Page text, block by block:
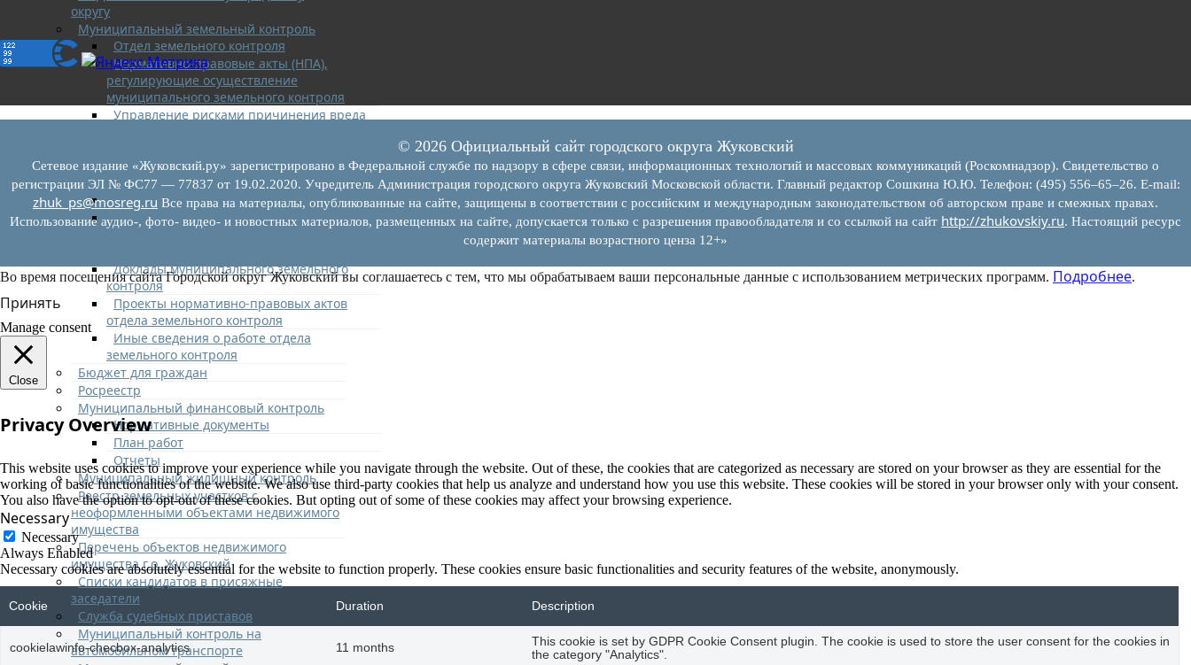
округу
Муниципальный земельный контроль
Отдел земельного контроля
Нормативно-правовые акты (НПА),
регулирующие осуществление
муниципального земельного контроля
Управление рисками причинения вреда
контроля (надзора), муниципального
контроля
Программа профилактики
Перечень сведений и документов, которые
могут запрашиваться у контролируемого
Доклады муниципального земельного
контроля
Проекты нормативно-правовых актов
отдела земельного контроля
Иные сведения о работе отдела
земельного контроля
Бюджет для граждан
Росреестр
Муниципальный финансовый контроль
Нормативные документы
План работ
Отчеты
Муниципальный жилищный контроль
Реестр земельных участков с
неоформленными объектами недвижимого
имущества
Перечень объектов недвижимого
имущества г.о. Жуковский
Списки кандидатов в присяжные
заседатели
Служба судебных приставов
Муниципальный контроль на
автомобильном транспорте
© 2026 Официальный сайт городского округа Жуковский
Сетевое издание «Жуковский.ру» зарегистрировано в Федеральной службе по надзору в сфере связи, информационных технологий и массовых коммуникаций (Роскомнадзор). Свидетельство о
регистрации ЭЛ № ФС77 — 77837 от 19.02.2020. Учредитель Администрация городского округа Жуковский Московской области. Главный редактор Сошкина Ю.Ю. Телефон: (495) 556–65–26. E‑mail:
zhuk_ps@mosreg.ru Все права на материалы, опубликованные на сайте, защищены в соответствии с российским и международным законодательством об авторском праве и смежных правах.
Использование аудио-, фото- видео- и новостных материалов, размещенных на сайте, допускается только с разрешения правообладателя и со ссылкой на сайт http://zhukovskiy.ru. Настоящий ресурс
содержит материалы возрастного ценза 12+»
Во время посещения сайта Городской округ Жуковский вы соглашаетесь с тем, что мы обрабатываем ваши персональные данные с использованием метрических программ. Подробнее.
Принять
Manage consent
Close
Privacy Overview
This website uses cookies to improve your experience while you navigate through the website. Out of these, the cookies that are categorized as necessary are stored on your browser as they are essential for the
working of basic functionalities of the website. We also use third-party cookies that help us analyze and understand how you use this website. These cookies will be stored in your browser only with your consent.
You also have the option to opt-out of these cookies. But opting out of some of these cookies may affect your browsing experience.
Necessary
Necessary
Always Enabled
Necessary cookies are absolutely essential for the website to function properly. These cookies ensure basic functionalities and security features of the website, anonymously.
Cookie Duration Description
cookielawinfo-checbox-analytics 11 months
This cookie is set by GDPR Cookie Consent plugin. The cookie is used to store the user consent for the cookies in
the category "Analytics".